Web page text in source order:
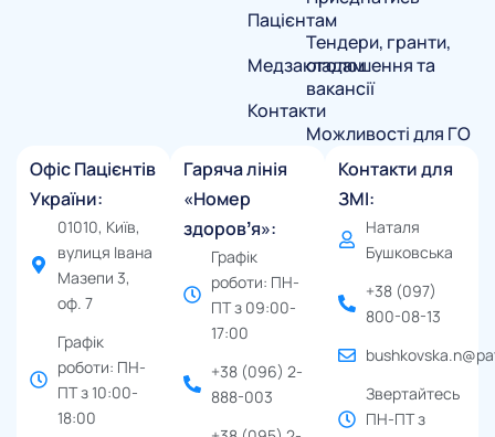
Пацієнтам
Медзакладам
Контакти
Тендери, гранти,
оголошення та
вакансії
Можливості для ГО
Офіс Пацієнтів
України:
01010, Київ,
вулиця Івана
Мазепи 3,
оф. 7
Графік
роботи: ПН-
ПТ з 10:00-
18:00
Гаряча лінія
«Номер
здоровʼя»:
Графік
роботи: ПН-
ПТ з 09:00-
17:00
+38 (096) 2-
888-003
Контакти для
ЗМІ:
Наталя
Бушковська
+38 (097)
800-08-13
Звертайтесь
ПН-ПТ з